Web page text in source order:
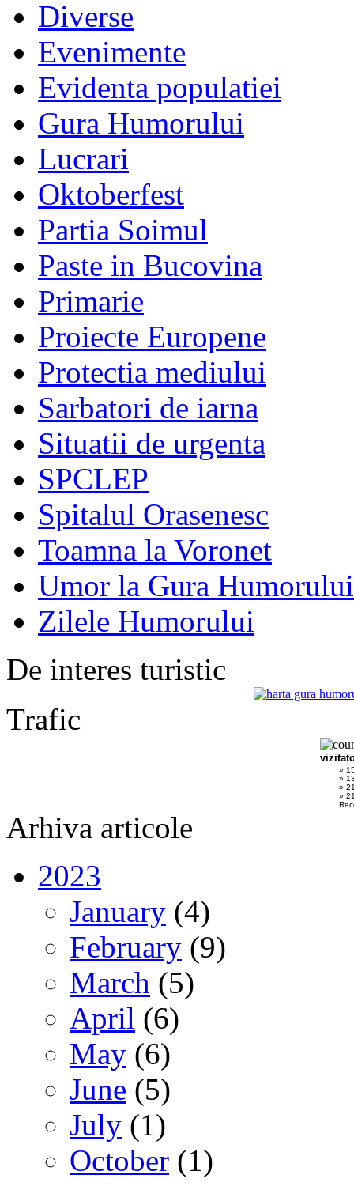
Diverse
Evenimente
Evidenta populatiei
Gura Humorului
Lucrari
Oktoberfest
Partia Soimul
Paste in Bucovina
Primarie
Proiecte Europene
Protectia mediului
Sarbatori de iarna
Situatii de urgenta
SPCLEP
Spitalul Orasenesc
Toamna la Voronet
Umor la Gura Humorului
Zilele Humorului
De interes turistic
Trafic
»
»
»
»
Arhiva articole
2023
January (4)
February (9)
March (5)
April (6)
May (6)
June (5)
July (1)
October (1)